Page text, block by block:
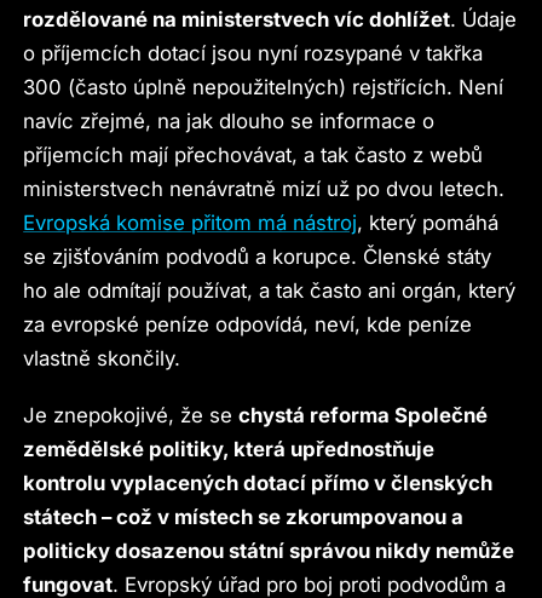
rozdělované na ministerstvech víc dohlížet. Údaje
o příjemcích dotací jsou nyní rozsypané v takřka
300 (často úplně nepoužitelných) rejstřících. Není
navíc zřejmé, na jak dlouho se informace o
příjemcích mají přechovávat, a tak často z webů
ministerstvech nenávratně mizí už po dvou letech.
Evropská komise přitom má nástroj, který pomáhá
se zjišťováním podvodů a korupce. Členské státy
ho ale odmítají používat, a tak často ani orgán, který
za evropské peníze odpovídá, neví, kde peníze
vlastně skončily.
Je znepokojivé, že sechystá reforma Společné
zemědělské politiky, která upřednostňuje
kontrolu vyplacených dotací přímo v členských
státech – což v místech se zkorumpovanou a
politicky dosazenou státní správou nikdy nemůže
fungovat. Evropský úřad pro boj proti podvodům a